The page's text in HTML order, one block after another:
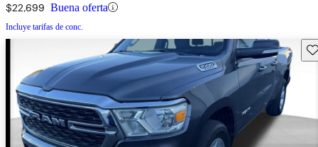
$22,699 Buena oferta
Incluye tarifas de conc.